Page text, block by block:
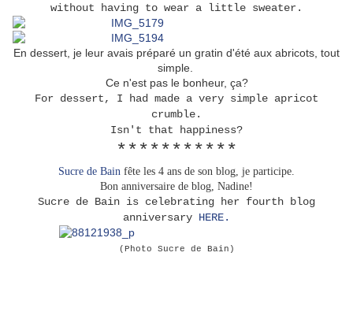
without having to wear a little sweater.
En dessert, je leur avais préparé un gratin d'été aux abricots, tout
simple.
Ce n'est pas le bonheur, ça?
For dessert, I had made a very simple apricot
crumble.
Isn't that happiness?
***********
Sucre de Bain fête les 4 ans de son blog, je participe.
Bon anniversaire de blog, Nadine!
Sucre de Bain is celebrating her fourth blog
anniversary HERE.
(Photo Sucre de Bain)